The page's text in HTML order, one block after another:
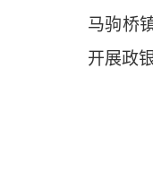
马驹桥
开展政